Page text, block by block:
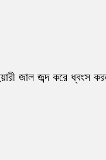
জাল জব্দ করে ধ্বংস